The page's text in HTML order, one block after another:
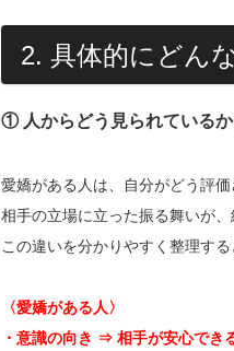
2. 具体的にどん
① 人からどう見られている
愛嬌がある人は、自分がどう評価
相手の立場に立った振る舞いが
この違いを分かりやすく整理する
〈愛嬌がある人〉
・意識の向き ⇒ 相手が安心でき